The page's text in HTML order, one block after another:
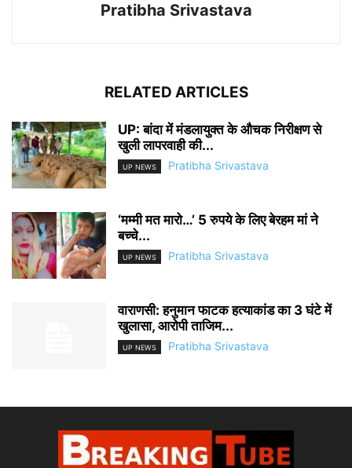
Pratibha Srivastava
RELATED ARTICLES
UP: बांदा में मंडलायुक्त के औचक निरीक्षण से
खुली लापरवाही की...
UP NEWS Pratibha Srivastava
‘मम्मी मत मारो…’ 5 रुपये के लिए बेरहम मां ने
बच्चे...
UP NEWS Pratibha Srivastava
वाराणसी: हनुमान फाटक हत्याकांड का 3 घंटे में
खुलासा, आरोपी ताजिम...
UP NEWS Pratibha Srivastava